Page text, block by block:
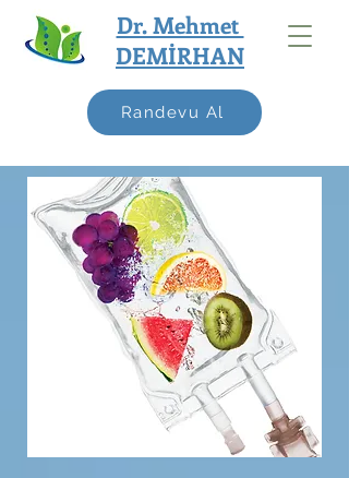
Dr. Mehmet
DEMİRHAN
Randevu Al